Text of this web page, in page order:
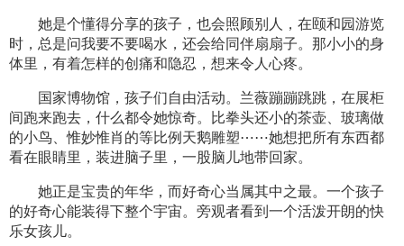
她是个懂得分享的孩子，也会照顾别人，在颐和园游览
时，总是问我要不要喝水，还会给同伴扇扇子。那小小的身
体里，有着怎样的创痛和隐忍，想来令人心疼。
国家博物馆，孩子们自由活动。兰薇蹦蹦跳跳，在展柜
间跑来跑去，什么都令她惊奇。比拳头还小的茶壶、玻璃做
的小鸟、惟妙惟肖的等比例天鹅雕塑⋯⋯她想把所有东西都
看在眼睛里，装进脑子里，一股脑儿地带回家。
她正是宝贵的年华，而好奇心当属其中之最。一个孩子
的好奇心能装得下整个宇宙。旁观者看到一个活泼开朗的快
乐女孩儿。